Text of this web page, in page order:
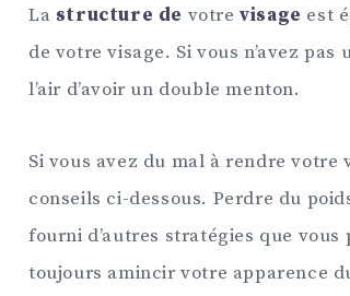
La structure de votrevisage est
de votre visage. Si vous n’avez
l’air d’avoir un double menton.
Si vous avez du mal à rendre votre
conseils ci-dessous. Perdre du
fourni d’autres stratégies que
toujours amincir votre apparence